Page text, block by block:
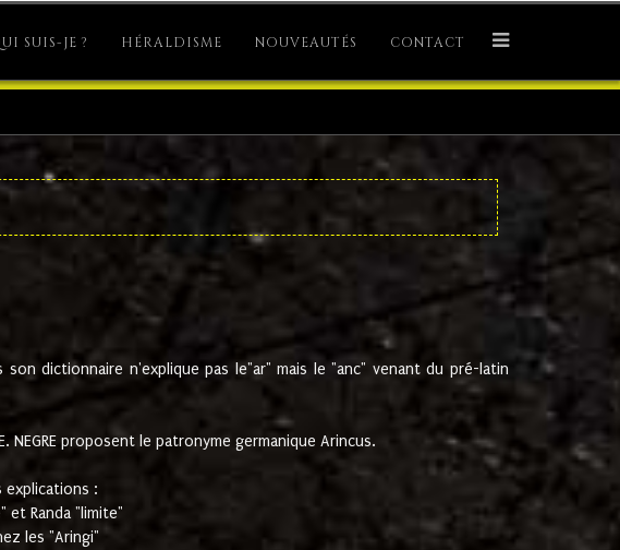
SUIS-JE ? HÉRALDISME NOUVEAUTÉS CONTACT
son dictionnaire n'explique pas le"ar" mais le "anc" venant du pré-latin
NEGRE proposent le patronyme germanique Arincus.
explications :
et Randa "limite"
les "Aringi"